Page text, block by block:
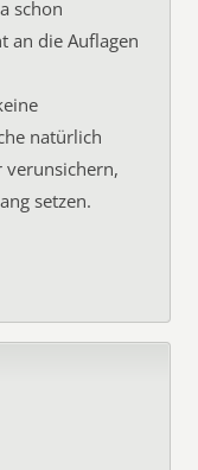
schon
an die Auflagen
natürlich
verunsichern,
setzen.